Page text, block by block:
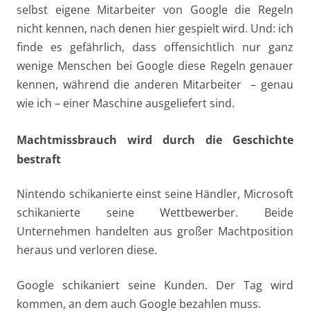
selbst eigene Mitarbeiter von Google die Regeln
nicht kennen, nach denen hier gespielt wird. Und: ich
finde es gefährlich, dass offensichtlich nur ganz
wenige Menschen bei Google diese Regeln genauer
kennen, während die anderen Mitarbeiter – genau
wie ich – einer Maschine ausgeliefert sind.
Machtmissbrauch wird durch die Geschichte
bestraft
Nintendo schikanierte einst seine Händler, Microsoft
schikanierte seine Wettbewerber. Beide
Unternehmen handelten aus großer Machtposition
heraus und verloren diese.
Google schikaniert seine Kunden. Der Tag wird
kommen, an dem auch Google bezahlen muss.